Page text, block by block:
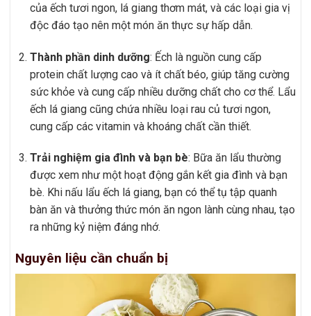
của ếch tươi ngon, lá giang thơm mát, và các loại gia vị
độc đáo tạo nên một món ăn thực sự hấp dẫn.
Thành phần dinh dưỡng: Ếch là nguồn cung cấp
protein chất lượng cao và ít chất béo, giúp tăng cường
sức khỏe và cung cấp nhiều dưỡng chất cho cơ thể. Lẩu
ếch lá giang cũng chứa nhiều loại rau củ tươi ngon,
cung cấp các vitamin và khoáng chất cần thiết.
Trải nghiệm gia đình và bạn bè: Bữa ăn lẩu thường
được xem như một hoạt động gắn kết gia đình và bạn
bè. Khi nấu lẩu ếch lá giang, bạn có thể tụ tập quanh
bàn ăn và thưởng thức món ăn ngon lành cùng nhau, tạo
ra những kỷ niệm đáng nhớ.
Nguyên liệu cần chuẩn bị